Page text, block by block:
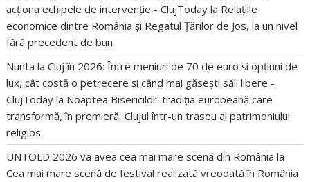
acționa echipele de intervenție - ClujToday la Relațiile
economice dintre România și Regatul Țărilor de Jos, la un nivel
fără precedent de bun
Nunta la Cluj în 2026: Între meniuri de 70 de euro și opțiuni de
lux, cât costă o petrecere și când mai găsești săli libere -
ClujToday la Noaptea Bisericilor: tradiția europeană care
transformă, în premieră, Clujul într-un traseu al patrimoniului
religios
UNTOLD 2026 va avea cea mai mare scenă din România la
Cea mai mare scenă de festival realizată vreodată în România